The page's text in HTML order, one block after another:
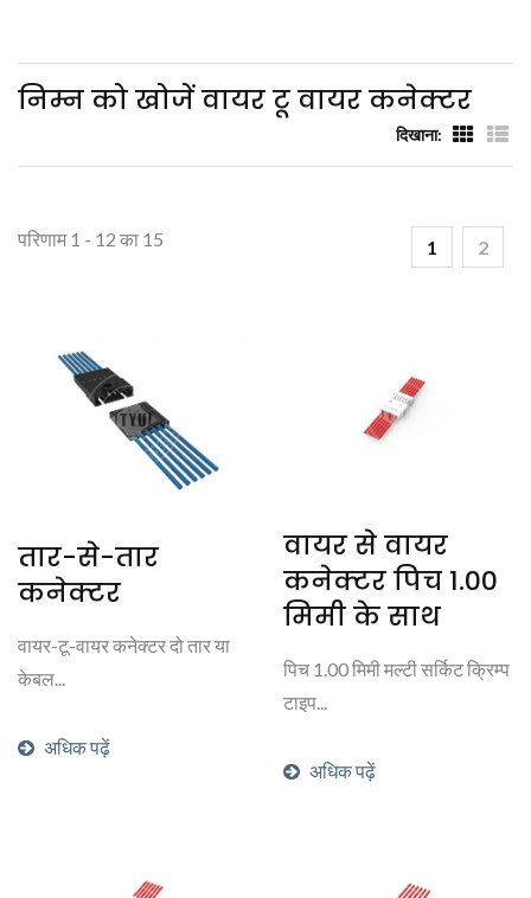
निम्न को खोजें वायर टू वायर कनेक्टर
दिखाना:
परिणाम 1 - 12 का 15 1 2
तार-से-तार
कनेक्टर
वायर-टू-वायर कनेक्टर दो तार या
केबल...
अधिक पढ़ें
वायर से वायर
कनेक्टर पिच 1.00
मिमी के साथ
पिच 1.00 मिमी मल्टी सर्किट क्रिम्प
टाइप...
अधिक पढ़ें